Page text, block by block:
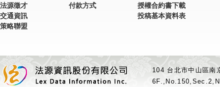
法源徵才
交通資訊
策略聯盟
付款方式
授權合約書下載
投稿基本資料表
104 台北市中山區